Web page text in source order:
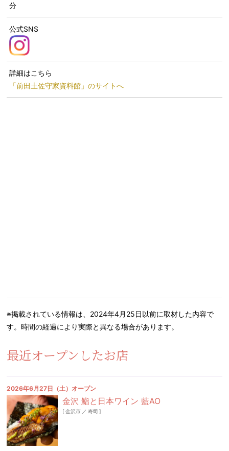
分
公式SNS
詳細はこちら
「前田土佐守家資料館」のサイトへ
※掲載されている情報は、2024年4月25日以前に取材した内容で
す。時間の経過により実際と異なる場合があります。
最近オープンしたお店
2026年6月27日（土）オープン
金沢 鮨と日本ワイン 藍AO
[金沢市 ／ 寿司 ]